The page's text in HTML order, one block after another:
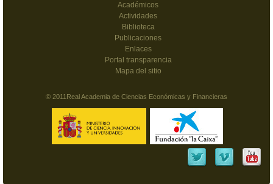
Académicos
Actividades
Biblioteca
Publicaciones
Enlaces
Portal transparencia
Mapa del sitio
© 2011Real Academia de Ciencias Económicas y Financieras